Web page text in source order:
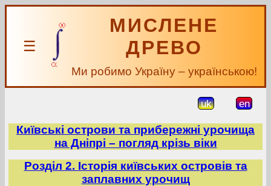
☰
МИСЛЕНЕ
ДРЕВО
Ми робимо Україну – українською!
uk en
Київські острови та прибережні урочища
на Дніпрі – погляд крізь віки
Розділ 2. Історія київських островів та
заплавних урочищ